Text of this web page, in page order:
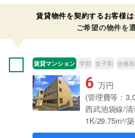
賃貸物件を契約するお客様は
ご希望の物件を
賃貸マンション 学割 女子割 合格
6 万円
(管理費等：
西武池袋線/
1K/29.75m²/